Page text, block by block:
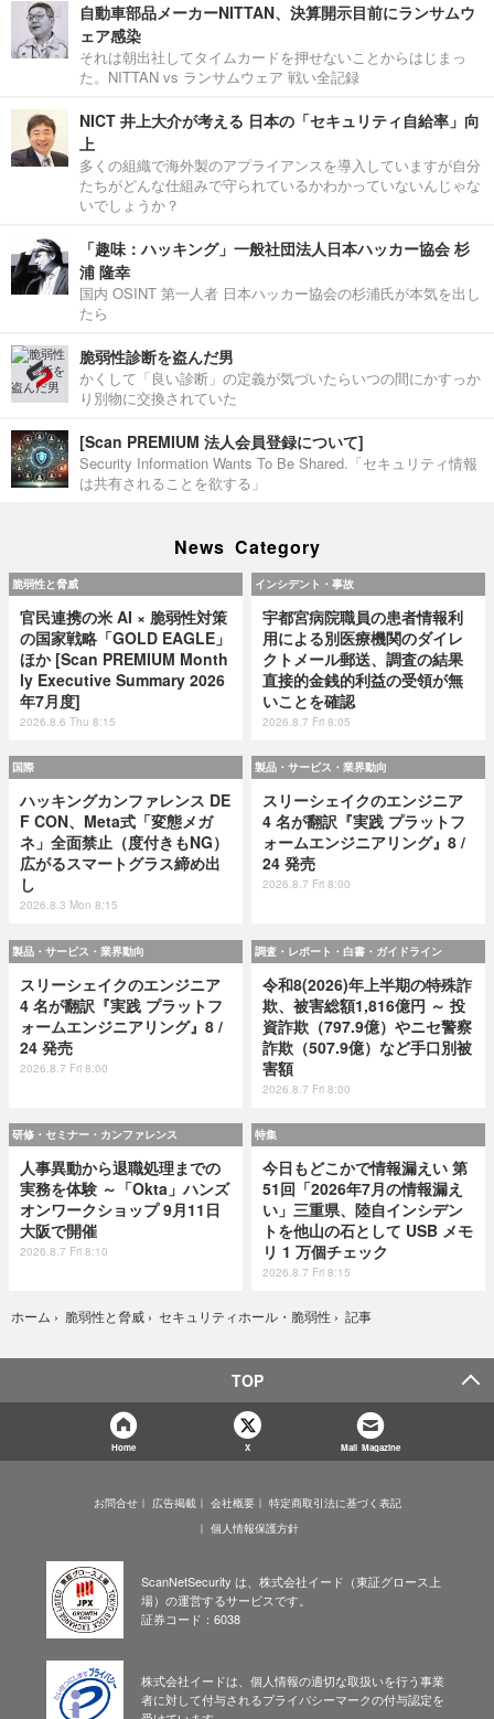
自動車部品メーカーNITTAN、決算開示目前にランサムウ
ェア感染
それは朝出社してタイムカードを押せないことからはじまっ
た。NITTAN vs ランサムウェア 戦い全記録
NICT 井上大介が考える 日本の「セキュリティ自給率」向
上
多くの組織で海外製のアプライアンスを導入していますが自分
たちがどんな仕組みで守られているかわかっていないんじゃな
いでしょうか？
「趣味：ハッキング」一般社団法人日本ハッカー協会 杉
浦 隆幸
国内 OSINT 第一人者 日本ハッカー協会の杉浦氏が本気を出し
たら
脆弱性診断を盗んだ男
かくして「良い診断」の定義が気づいたらいつの間にかすっか
り別物に交換されていた
[Scan PREMIUM 法人会員登録について]
Security Information Wants To Be Shared.「セキュリティ情報
は共有されることを欲する」
News Category
脆弱性と脅威
官民連携の米 AI × 脆弱性対策
の国家戦略「GOLD EAGLE」
ほか [Scan PREMIUM Month
ly Executive Summary 2026
年7月度]
2026.8.6 Thu 8:15
インシデント・事故
宇都宮病院職員の患者情報利
用による別医療機関のダイレ
クトメール郵送、調査の結果
直接的金銭的利益の受領が無
いことを確認
2026.8.7 Fri 8:05
国際
ハッキングカンファレンス DE
F CON、Meta式「変態メガ
ネ」全面禁止（度付きもNG）
広がるスマートグラス締め出
し
2026.8.3 Mon 8:15
製品・サービス・業界動向
スリーシェイクのエンジニア
4 名が翻訳『実践 プラットフ
ォームエンジニアリング』8 /
24 発売
2026.8.7 Fri 8:00
製品・サービス・業界動向
スリーシェイクのエンジニア
4 名が翻訳『実践 プラットフ
ォームエンジニアリング』8 /
24 発売
2026.8.7 Fri 8:00
調査・レポート・白書・ガイドライン
令和8(2026)年上半期の特殊詐
欺、被害総額1,816億円 ～ 投
資詐欺（797.9億）やニセ警察
詐欺（507.9億）など手口別被
害額
2026.8.7 Fri 8:00
研修・セミナー・カンファレンス
人事異動から退職処理までの
実務を体験 ～「Okta」ハンズ
オンワークショップ 9月11日
大阪で開催
2026.8.7 Fri 8:10
特集
今日もどこかで情報漏えい 第
51回「2026年7月の情報漏え
い」三重県、陸自インシデン
トを他山の石として USB メモ
リ 1 万個チェック
2026.8.7 Fri 8:15
ホーム › 脆弱性と脅威 › セキュリティホール・脆弱性 › 記事
TOP
Home X Mail Magazine
お問合せ 広告掲載 会社概要
特定商取引法に基づく表記
個人情報保護方針
ScanNetSecurity は、株式会社イード（東証グロース上
場）の運営するサービスです。
証券コード：6038
株式会社イードは、個人情報の適切な取扱いを行う事業
者に対して付与されるプライバシーマークの付与認定を